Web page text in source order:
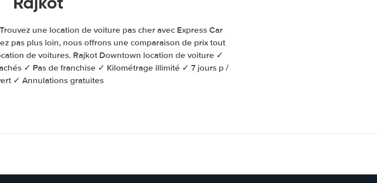
une location de voiture pas cher avec Express Car
pas plus loin, nous offrons une comparaison de prix tout
de voitures. Rajkot Downtown location de voiture ✓
✓ Pas de franchise ✓ Kilométrage illimité ✓ 7 jours p /
✓ Annulations gratuites